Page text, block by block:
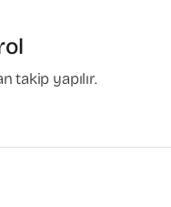
takip yapılır.